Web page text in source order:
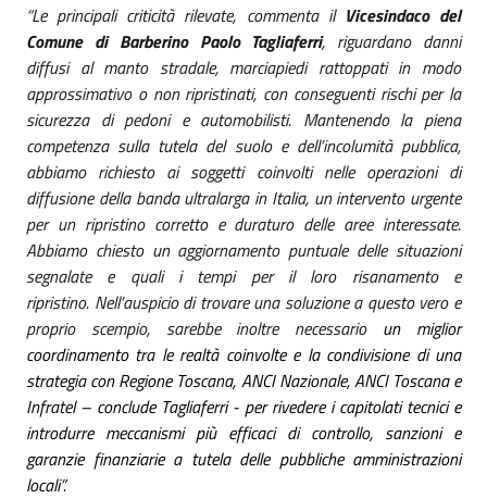
“Le principali criticità rilevate, commenta il Vicesindaco del
Comune di Barberino Paolo Tagliaferri, riguardano danni
diffusi al manto stradale, marciapiedi rattoppati in modo
approssimativo o non ripristinati, con conseguenti rischi per la
sicurezza di pedoni e automobilisti. Mantenendo la piena
competenza sulla tutela del suolo e dell’incolumità pubblica,
abbiamo richiesto ai soggetti coinvolti nelle operazioni di
diffusione della banda ultralarga in Italia, un intervento urgente
per un ripristino corretto e duraturo delle aree interessate.
Abbiamo chiesto un aggiornamento puntuale delle situazioni
segnalate e quali i tempi per il loro risanamento e
ripristino. Nell’auspicio di trovare una soluzione a questo vero e
proprio scempio, sarebbe inoltre necessario un miglior
coordinamento tra le realtà coinvolte e la condivisione di una
strategia con Regione Toscana, ANCI Nazionale, ANCI Toscana e
Infratel – conclude Tagliaferri - per rivedere i capitolati tecnici e
introdurre meccanismi più efficaci di controllo, sanzioni e
garanzie finanziarie a tutela delle pubbliche amministrazioni
locali”.